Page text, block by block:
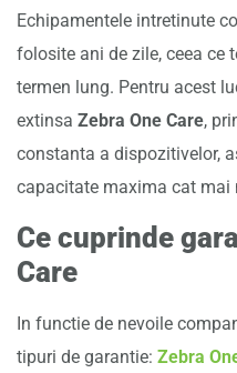
Echipamentele intretinute
folosite ani de zile, ceea ce
termen lung. Pentru acest
extinsa Zebra One Care,
constanta a dispozitivelor,
capacitate maxima cat mai
Ce cuprinde
Care
In functie de nevoile
tipuri de garantie: Zebra